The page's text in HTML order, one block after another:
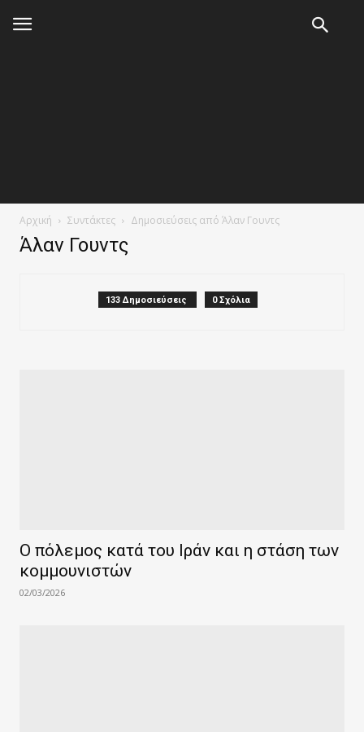
Αρχική Συντάκτες Δημοσιεύσεις από Άλαν Γουντς
Άλαν Γουντς
133 Δημοσιεύσεις 0 Σχόλια
Ο πόλεμος κατά του Ιράν και η στάση των
κομμουνιστών
02/03/2026